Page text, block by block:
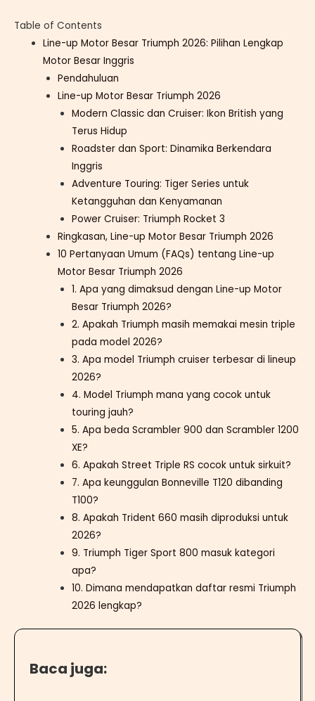
Table of Contents
Line-up Motor Besar Triumph 2026: Pilihan Lengkap
Motor Besar Inggris
Pendahuluan
Line-up Motor Besar Triumph 2026
Modern Classic dan Cruiser: Ikon British yang
Terus Hidup
Roadster dan Sport: Dinamika Berkendara
Inggris
Adventure Touring: Tiger Series untuk
Ketangguhan dan Kenyamanan
Power Cruiser: Triumph Rocket 3
Ringkasan, Line-up Motor Besar Triumph 2026
10 Pertanyaan Umum (FAQs) tentang Line-up
Motor Besar Triumph 2026
1. Apa yang dimaksud dengan Line-up Motor
Besar Triumph 2026?
2. Apakah Triumph masih memakai mesin triple
pada model 2026?
3. Apa model Triumph cruiser terbesar di lineup
2026?
4. Model Triumph mana yang cocok untuk
touring jauh?
5. Apa beda Scrambler 900 dan Scrambler 1200
XE?
6. Apakah Street Triple RS cocok untuk sirkuit?
7. Apa keunggulan Bonneville T120 dibanding
T100?
8. Apakah Trident 660 masih diproduksi untuk
2026?
9. Triumph Tiger Sport 800 masuk kategori
apa?
10. Dimana mendapatkan daftar resmi Triumph
2026 lengkap?
Baca juga: